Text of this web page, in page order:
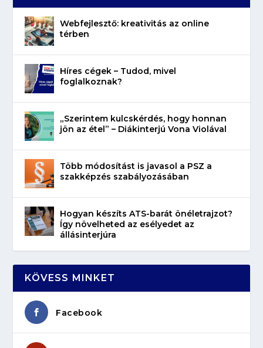
Webfejlesztő: kreativitás az online
térben
Híres cégek – Tudod, mivel
foglalkoznak?
„Szerintem kulcskérdés, hogy honnan
jön az étel” – Diákinterjú Vona Violával
Több módosítást is javasol a PSZ a
szakképzés szabályozásában
Hogyan készíts ATS-barát önéletrajzot?
Így növelheted az esélyedet az
állásinterjúra
KÖVESS MINKET
Facebook